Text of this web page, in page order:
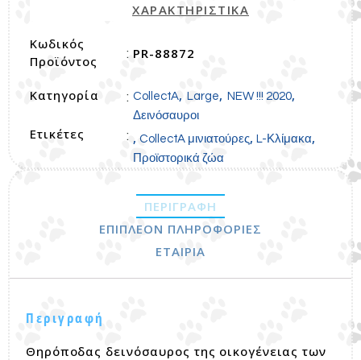
ΧΑΡΑΚΤΗΡΙΣΤΙΚΑ
Κωδικός
Προϊόντος
: PR-88872
Κατηγορία : CollectA, Large, NEW !!! 2020,
Δεινόσαυροι
Ετικέτες : , CollectA μινιατούρες, L-Κλίμακα,
Προϊστορικά ζώα
ΠΕΡΙΓΡΑΦΉ
ΕΠΙΠΛΈΟΝ ΠΛΗΡΟΦΟΡΊΕΣ
ΕΤΑΙΡΊΑ
Περιγραφή
Θηρόποδας δεινόσαυρος της οικογένειας των